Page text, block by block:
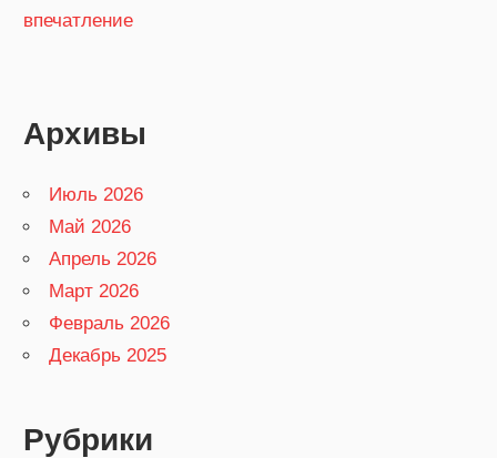
впечатление
Архивы
Июль 2026
Май 2026
Апрель 2026
Март 2026
Февраль 2026
Декабрь 2025
Рубрики